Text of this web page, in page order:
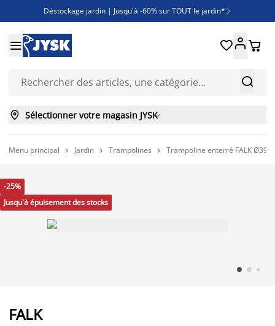
Déstockage jardin | Jusqu'à -60% sur TOUT le jardin* 
Jusqu'à -50% sur une sélection literie
Découvrez les nouveautés de la collection


 
 Sélectionner votre magasin JYSK
Menu principal  Jardin  Trampolines  Trampoline enterré FALK
-25%
Jusqu'à épuisement des stocks
FALK